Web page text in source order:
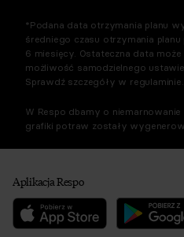
*Podana data otrzymania planu
średniego czasu otrzymania
6 miesięcy. Ostateczna data
możliwość samodzielnego
Sprawdź szczegóły w regulaminie.
W Respo dbamy o
grafiki potraw zostały
Aplikacja Respo